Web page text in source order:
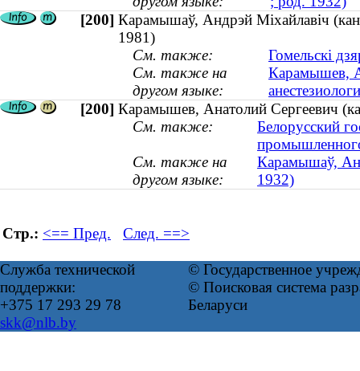
[200] Карамышаў, Андрэй Міхайлавіч
1981)
См. также:
Гомельскі
См. также на
другом языке:
Карамышев,
[200] Карамышев, Анатолий Сергеевич
См. также:
Белорусский
См. также на
другом языке:
Карамышаў,
1932)
Стр.: <== Пред. След. ==>
Служба технической
поддержки:
+375 17 293 29 78
skk@nlb.by
© Государственное
© Поисковая система
Беларуси